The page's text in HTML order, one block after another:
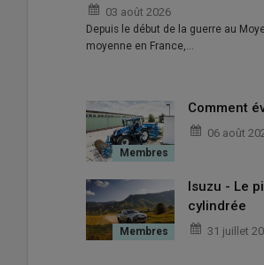
03 août 2026
Depuis le début de la guerre au
moyenne en France,…
Comment
06 août
Isuzu - Le
cylindrée
31 juillet